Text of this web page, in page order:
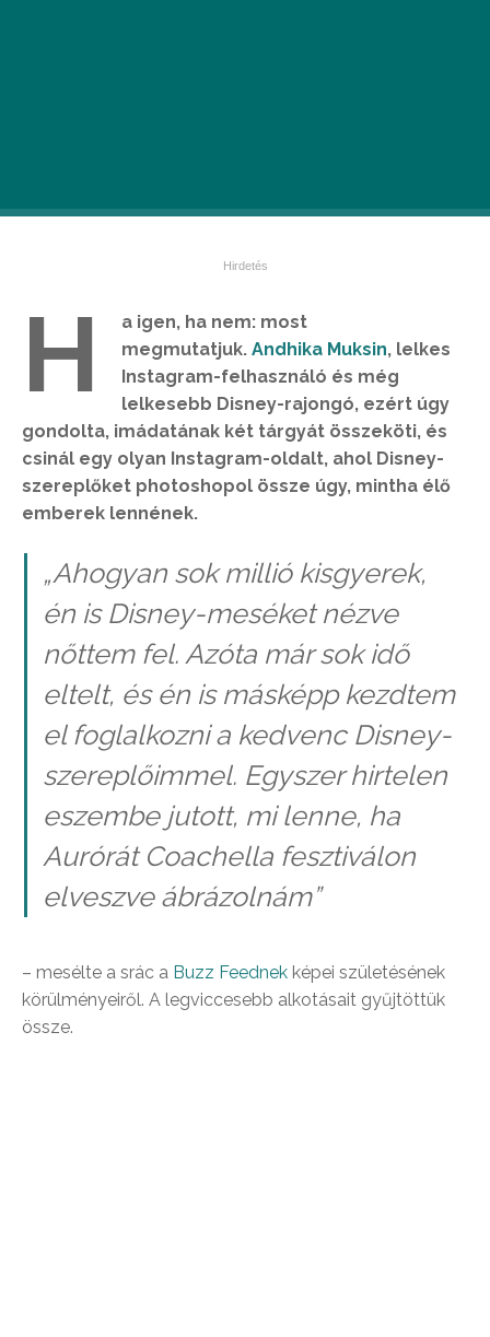
H
a igen, ha nem: most
megmutatjuk. Andhika Muksin, lelkes
Instagram-felhasználó és még
lelkesebb Disney-rajongó, ezért úgy
gondolta, imádatának két tárgyát összeköti, és
csinál egy olyan Instagram-oldalt, ahol Disney-
szereplőket photoshopol össze úgy, mintha élő
emberek lennének.
„Ahogyan sok millió kisgyerek,
én is Disney-meséket nézve
nőttem fel. Azóta már sok idő
eltelt, és én is másképp kezdtem
el foglalkozni a kedvenc Disney-
szereplőimmel. Egyszer hirtelen
eszembe jutott, mi lenne, ha
Aurórát Coachella fesztiválon
elveszve ábrázolnám”
– mesélte a srác a Buzz Feednek képei születésének
körülményeiről. A legviccesebb alkotásait gyűjtöttük
össze.